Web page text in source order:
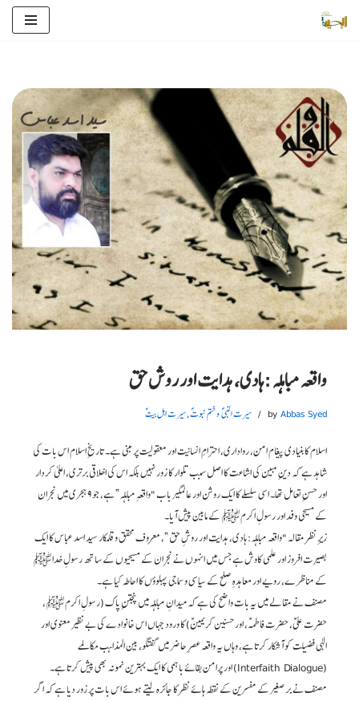
content
واقعہ مباہلہ :ہادی، ہدایت اور روش حق
by Abbas Syed سیرت النبی ؐ و ختم نبوتؐ,سیرت اہل بیت ؑ
اسلام کا بنیادی پیغام امن، رواداری، احترامِ انسانیت اور معقولیت پر مبنی ہے۔ تاریخِ اسلام اس بات کی
شاہد ہے کہ دینِ مبین کی اشاعت کا اصل سبب تلوار کا زور نہیں بلکہ اس کی اخلاقی برتری، اعلیٰ کردار
اور حسنِ تعامل تھا۔ اسی سلسلے کا ایک روشن اور عالمگیر باب "واقعہِ مباہلہ” ہے، جو ۹ ہجری میں نجران
کے مسیحی وفد اور رسولِ اکرم ﷺ کے مابین پیش آیا۔
زیرِ نظر مقالہ "واقعہ مباہلہ: ہادی، ہدایت اور روشِ حق”، معروف محقق و قلمکار سید اسد عباس کا ایک
بصیرت افروز اور علمی کاوش ہے جس میں انہوں نے نجران کے مسیحیوں کے ساتھ رسولِ خدا ﷺ
کے مناظرے، رویے اور معاہدہِ صلح کے سیاسی و سماجی پہلوؤں کا احاطہ کیا ہے۔
مصنف نے مقالے میں یہ بات واضح کی ہے کہ میدانِ مباہلہ میں پنجتنِ پاک (رسولِ اکرم ﷺ،
حضرت علیؑ، حضرت فاطمہؑ، اور حسنین کریمینؑ) کا ورود جہاں اس خانوادے کی بے نظیر معنوی اور
الٰہی فضیلت کو آشکار کرتا ہے، وہاں یہ واقعہ عصرِ حاضر میں گفتگو، بین المذاہب مکالمے
(Interfaith Dialogue) اور پرامن بقائے باہمی کا ایک بہترین نمونہ بھی پیش کرتا ہے۔
مصنف نے برصغیر کے مفسرین کے نقطہ ہائے نظر کا جائزہ لیتے ہوئے اس بات پر زور دیا ہے کہ اگر